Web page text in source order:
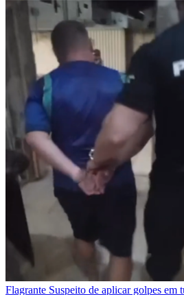
Flagrante Suspeito de aplicar golpes em